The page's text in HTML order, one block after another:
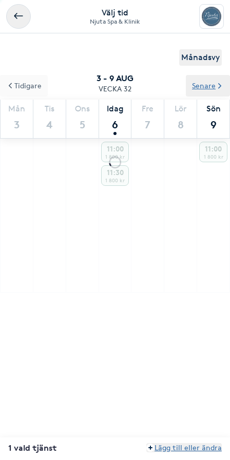
Välj tid
Njuta Spa & Klinik
Månadsvy
3 - 9 AUG
VECKA 32
Mån
3
Tis
4
Ons
5
Idag
6
Fre
7
Lör
8
Sön
9
Tidigare Senare
11:00
1 800 kr
11:30
1 800 kr
11:00
1 800 kr
1 vald tjänst Lägg till eller ändra